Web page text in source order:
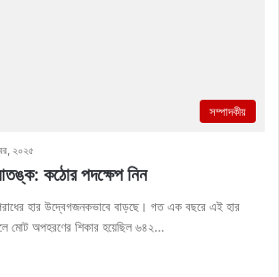
সম্পাদকীয়
২০২৫
কঠোর পদক্ষেপ নিন
হার উদ্বেগজনকভাবে বাড়ছে। গত এক বছরে এই হার
মোট অপহরণের শিকার হয়েছিল ৬৪২…